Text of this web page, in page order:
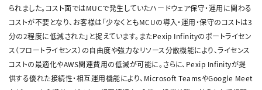
られました。コスト面ではMUCで発生していたハードウェア保守・運用に関わる
コストが不要となり、お客様は「少なくともMCUの導入・運用・保守のコストは3
分の2程度に低減された」と捉えています。またPexip Infinityのポートライセン
ス（フロートライセンス）の自由度や強力なリソース分散機能により、ライセンス
コストの最適化やAWS関連費用の低減が可能に。さらに、Pexip Infinityが提
供する優れた接続性・相互運用機能により、Microsoft TeamsやGoogle Meet